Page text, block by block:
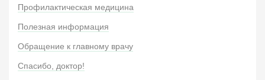
Профилактическая медицина
Полезная информация
Обращение к главному врачу
Спасибо, доктор!